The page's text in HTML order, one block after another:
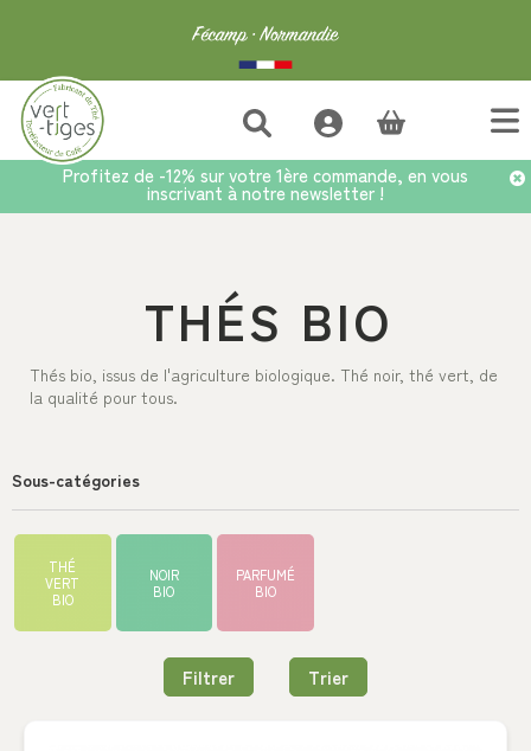
Profitez de -12% sur votre 1ère commande, en vous
inscrivant à notre newsletter !
Thés bio
THÉS BIO
Thés bio, issus de l'agriculture biologique. Thé noir, thé vert, de
la qualité pour tous.
Sous-catégories
THÉ
VERT
BIO
NOIR
BIO
PARFUMÉ
BIO
Filtrer Trier